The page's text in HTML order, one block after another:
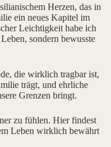
Herzen, das in
ein neues Kapitel im
Leichtigkeit habe ich
sondern bewusste
die wirklich tragbar ist,
trägt, und ehrliche
Grenzen bringt.
zu fühlen. Hier findest
Leben wirklich bewährt